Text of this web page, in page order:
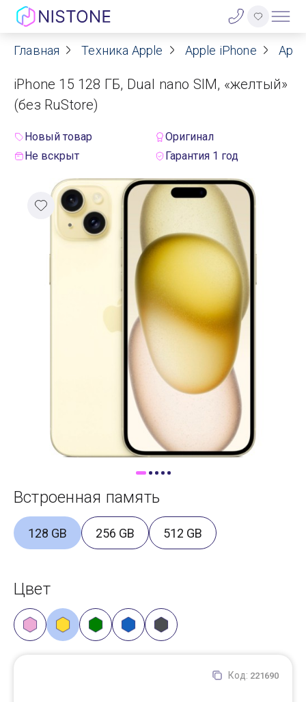
Акции
О нас
Договор оферты
Реквизиты
Контакты
Главная Техника Apple Apple iPhone
iPhone 15 128 ГБ, Dual nano SIM, «желтый»
(без RuStore)
Новый товар
Оригинал
Не вскрыт
Гарантия 1 год
Встроенная память
128 GB 256 GB 512 GB
Цвет
Код: 221690